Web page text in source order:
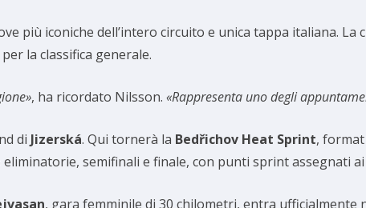
più iconiche dell’intero circuito e unica tappa italiana. La
la classifica generale.
, ha ricordato Nilsson. «Rappresenta uno degli
di Jizerská. Qui tornerà la Bedřichov Heat Sprint,
semifinali e finale, con punti sprint assegnati
, gara femminile di 30 chilometri, entra ufficialmente